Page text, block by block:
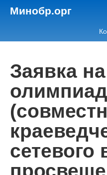
Минобр.орг
Заявка
сетевого